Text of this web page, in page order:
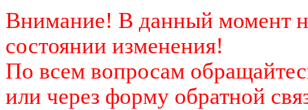
Внимание! В данный момент
состоянии изменения!
По всем вопросам
или через форму обратной